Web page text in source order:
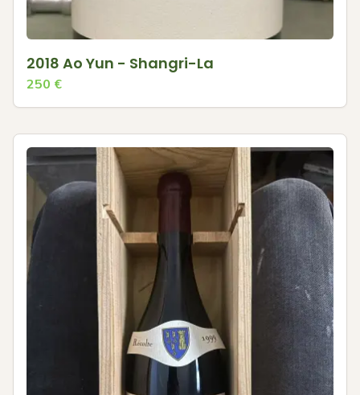
2018 Ao Yun - Shangri-La
250 €